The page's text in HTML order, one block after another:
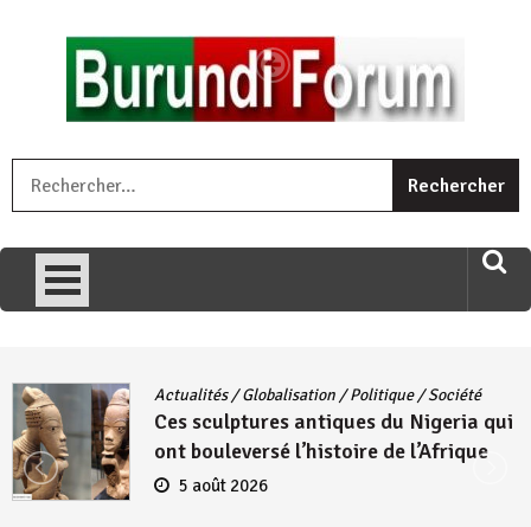
umariye umuryango wawe canke igihugu cakwibarutse .Wewe
uri ngaha ndagusigiye iki kibazo : Uriko ukora iki kugira ngo
Actualités/Globalisation /Politique/Société
Ces sculptures antiques du Nigeria qui
ont bouleversé l’histoire de l’Afrique
5 août 2026